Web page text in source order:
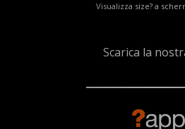
Visualizza size? a
Scarica la